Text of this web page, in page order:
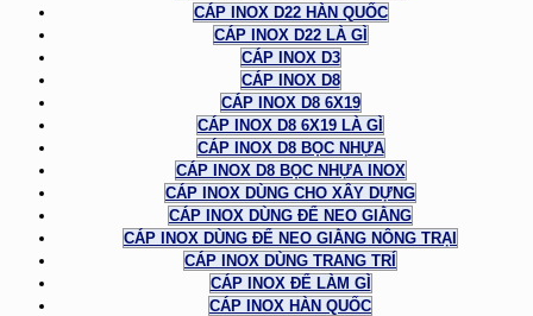
CÁP INOX D22 HÀN QUỐC
CÁP INOX D22 LÀ GÌ
CÁP INOX D3
CÁP INOX D8
CÁP INOX D8 6X19
CÁP INOX D8 6X19 LÀ GÌ
CÁP INOX D8 BỌC NHỰA
CÁP INOX D8 BỌC NHỰA INOX
CÁP INOX DÙNG CHO XÂY DỰNG
CÁP INOX DÙNG ĐỂ NEO GIẰNG
CÁP INOX DÙNG ĐỂ NEO GIẰNG NÔNG TRẠI
CÁP INOX DÙNG TRANG TRÍ
CÁP INOX ĐỂ LÀM GÌ
CÁP INOX HÀN QUỐC